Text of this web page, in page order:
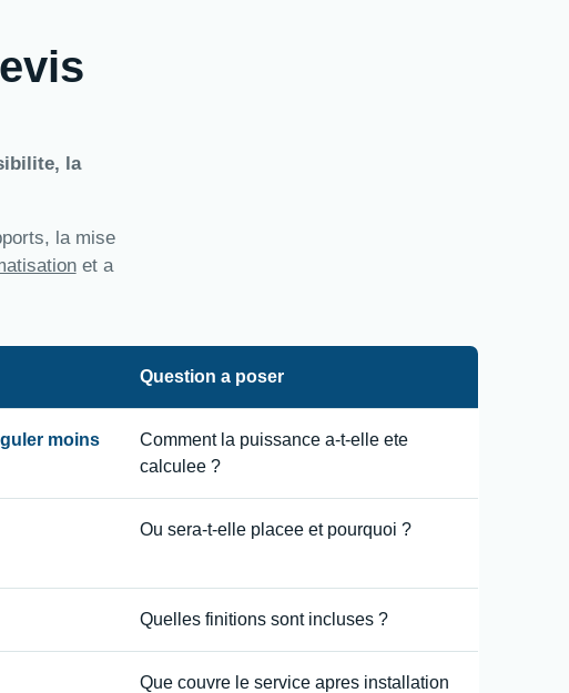
la
la mise
et a
Question a poser
moins
Comment la puissance a-t-elle ete
calculee ?
Ou sera-t-elle placee et pourquoi ?
Quelles finitions sont incluses ?
Que couvre le service apres installation